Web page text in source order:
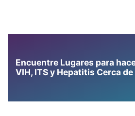
Encuentre Lugares para
VIH, ITS y Hepatitis Cerca